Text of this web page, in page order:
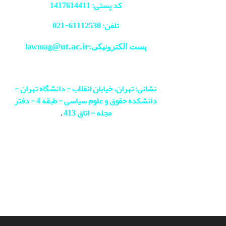
کد پستی: 1417614411
تلفن: 61112530-
021
پست الکترونیکی:lawmag@ut.ac.ir
نشانی: تهران، خیابان انقلاب - دانشگاه تهران -
دانشکده حقوق و علوم سیاسی - طبقه 4 - دفتر
مجله - اتاق 413
.